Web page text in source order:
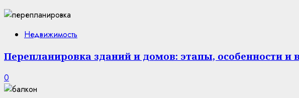
Недвижимость
Перепланировка зданий и домов: этапы, особенности
0